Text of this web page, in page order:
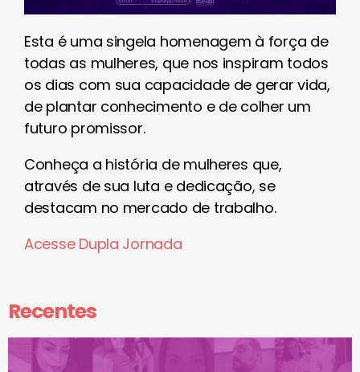
Esta é uma singela homenagem à força de
todas as mulheres, que nos inspiram todos
os dias com sua capacidade de gerar vida,
de plantar conhecimento e de colher um
futuro promissor.
Conheça a história de mulheres que,
através de sua luta e dedicação, se
destacam no mercado de trabalho.
Acesse Dupla Jornada
Recentes